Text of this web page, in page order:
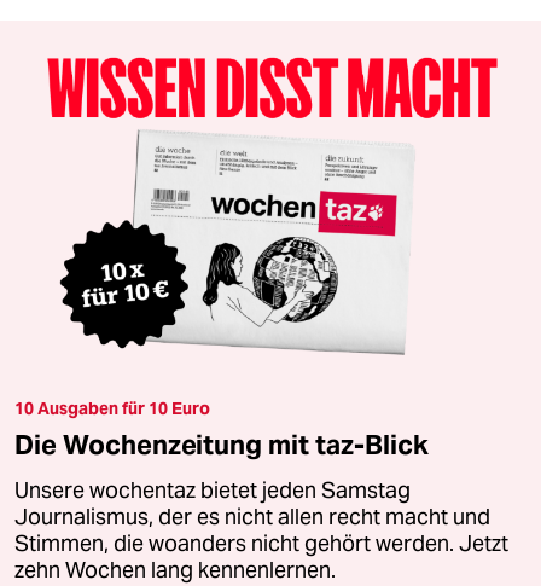
10 Ausgaben für 10 Euro
Die Wochenzeitung mit taz-Blick
Unsere wochentaz bietet jeden Samstag
Journalismus, der es nicht allen recht macht und
Stimmen, die woanders nicht gehört werden. Jetzt
zehn Wochen lang kennenlernen.